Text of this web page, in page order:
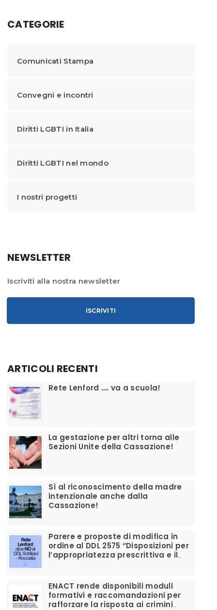
CATEGORIE
Comunicati Stampa
Convegni e incontri
Diritti LGBTI in Italia
Diritti LGBTI nel mondo
I nostri progetti
NEWSLETTER
Iscriviti alla nostra newsletter
ISCRIVITI
ARTICOLI RECENTI
​Rete Lenford …. va a scuola!
La gestazione per altri torna alle
Sezioni Unite della Cassazione!
Sì al riconoscimento della madre
intenzionale anche dalla
Cassazione!
Parere e proposte di modifica in
ordine al DDL 2575 “Disposizioni per
l’appropriatezza prescrittiva e il
ENACT rende disponibili moduli
formativi e raccomandazioni per
rafforzare la risposta ai crimini